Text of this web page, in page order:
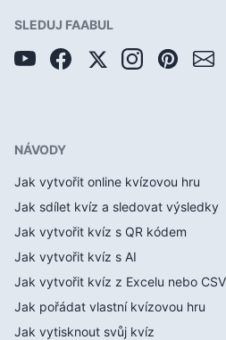
SLEDUJ FAABUL
NÁVODY
Jak vytvořit online kvízovou hru
Jak sdílet kvíz a sledovat výsledky
Jak vytvořit kvíz s QR kódem
Jak vytvořit kvíz s AI
Jak vytvořit kvíz z Excelu nebo
Jak pořádat vlastní kvízovou hru
Jak vytisknout svůj kvíz